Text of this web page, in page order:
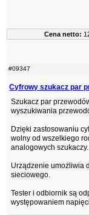
#09347
Cyfrowy szukacz par
Szukacz par
wyszukiwania
Dzięki zastosowaniu
wolny od wszelkiego
analogowych szukaczy.
Urządzenie umożliwia
sieciowego.
Tester i odbiornik są
występowaniem
Cena netto: